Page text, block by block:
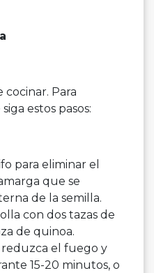
cocinar. Para
estos pasos:
para eliminar el
que se
de la semilla.
con dos tazas de
de quinoa.
el fuego y
15-20 minutos, o